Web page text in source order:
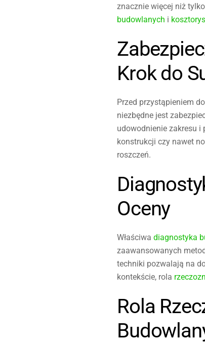
znacznie więcej niż
budowlanych i
Krok do
Przed przystąpieniem
niezbędne jest
udowodnienie zakresu
konstrukcji czy nawet
roszczeń.
Oceny
Właściwadiagnostyka
zaawansowanych
techniki pozwalają na
kontekście, rola
Rola